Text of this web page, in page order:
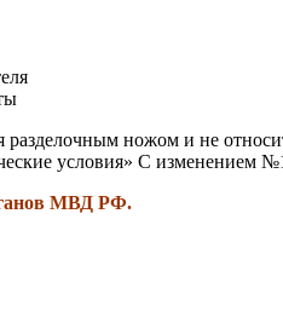
разделочным ножом и не
условия» С изменением
МВД РФ.